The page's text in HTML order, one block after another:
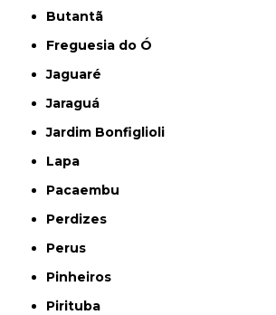
Butantã
Freguesia do Ó
Jaguaré
Jaraguá
Jardim Bonfiglioli
Lapa
Pacaembu
Perdizes
Perus
Pinheiros
Pirituba